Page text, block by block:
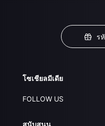
ร
โซเชียลมีเดีย
FOLLOW US
สนับสนุน